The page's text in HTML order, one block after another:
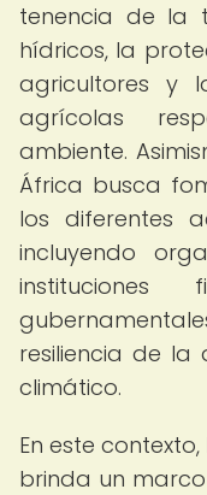
tenencia de la
hídricos, la
agricultores y
agrícolas
ambiente.
África busca
los diferentes
incluyendo
instituciones
resiliencia de
climático.
En este
brinda un